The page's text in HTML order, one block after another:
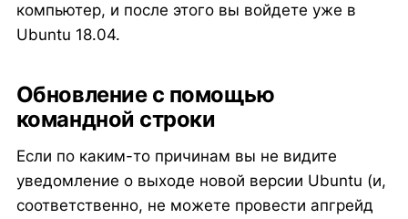
компьютер, и после этого вы войдете уже в
Ubuntu 18.04.
Обновление с помощью
командной строки
Если по каким-то причинам вы не видите
уведомление о выходе новой версии Ubuntu (и,
соответственно, не можете провести апгрейд